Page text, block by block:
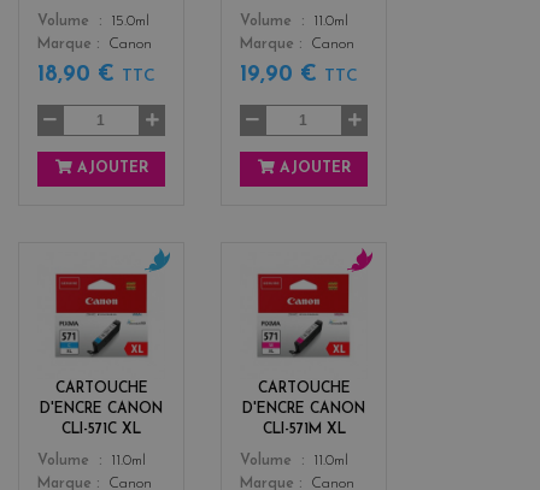
Color
Volume
15.0ml
Marque
Canon
18,90 € TTC
AJOUTER
Color
Volume
11.0ml
Marque
Canon
19,90 € TTC
AJOUTER
CARTOUCHE
D'ENCRE CANON
CLI-571C XL
Color
n
Volume
11.0ml
Marque
Canon
CARTOUCHE
D'ENCRE CANON
CLI-571M XL
Color
e
n
t
Volume
11.0ml
Marque
Canon